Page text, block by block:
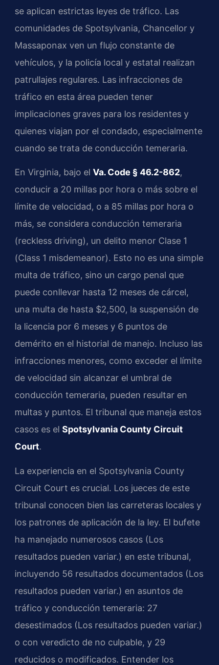
se aplican estrictas leyes de tráfico. Las
comunidades de Spotsylvania, Chancellor y
Massaponax ven un flujo constante de
vehículos, y la policía local y estatal realizan
patrullajes regulares. Las infracciones de
tráfico en esta área pueden tener
implicaciones graves para los residentes y
quienes viajan por el condado, especialmente
cuando se trata de conducción temeraria.
En Virginia, bajo el Va. Code § 46.2-862,
conducir a 20 millas por hora o más sobre el
límite de velocidad, o a 85 millas por hora o
más, se considera conducción temeraria
(reckless driving), un delito menor Clase 1
(Class 1 misdemeanor). Esto no es una simple
multa de tráfico, sino un cargo penal que
puede conllevar hasta 12 meses de cárcel,
una multa de hasta $2,500, la suspensión de
la licencia por 6 meses y 6 puntos de
demérito en el historial de manejo. Incluso las
infracciones menores, como exceder el límite
de velocidad sin alcanzar el umbral de
conducción temeraria, pueden resultar en
multas y puntos. El tribunal que maneja estos
casos es el Spotsylvania County Circuit
Court.
La experiencia en el Spotsylvania County
Circuit Court es crucial. Los jueces de este
tribunal conocen bien las carreteras locales y
los patrones de aplicación de la ley. El bufete
ha manejado numerosos casos (Los
resultados pueden variar.) en este tribunal,
incluyendo 56 resultados documentados (Los
resultados pueden variar.) en asuntos de
tráfico y conducción temeraria: 27
desestimados (Los resultados pueden variar.)
o con veredicto de no culpable, y 29
reducidos o modificados. Entender los